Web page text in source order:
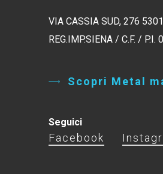
VIA CASSIA SUD, 276
REG.IMP.SIENA / C.F. /
Scopri Metal m
Seguici
Facebook